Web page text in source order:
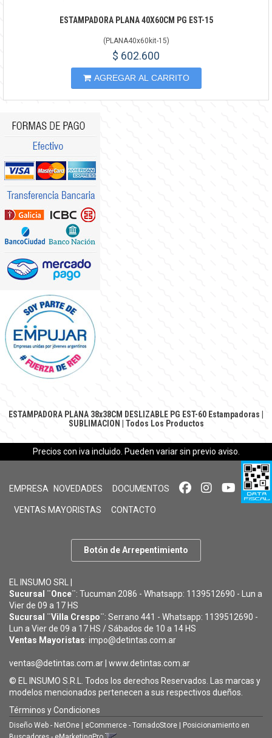
ESTAMPADORA PLANA 40X60CM PG EST-15
(PLANA40x60kit-15)
$ 602.600
AGREGAR AL CARRITO
ESTAMPADORA PLANA 38x38CM DESLIZABLE PG EST-60 Estampadoras |
SUBLIMACION | Todos Los Productos
Precios con iva incluido. Pueden variar sin previo aviso.
EMPRESA NOVEDADES DOCUMENTOS
VENTAS MAYORISTAS CONTACTO
Botón de Arrepentimiento
EL INSUMO SRL |
Sucursal ¨Once¨: Tucuman 2086 - Whatsapp: 1139512690 - Lun a
Vier de 09 a 17 HS
Sucursal ¨Villa Crespo¨: Serrano 441 - Whatsapp: 1139512690 -
Lun a Vier de 09 a 17 HS / Sábados de 10 a 14 HS
Ventas Mayoristas: impo@detintas.com.ar
ventas@detintas.com.ar| www.detintas.com.ar
© EL INSUMO S.R.L. Todos los derechos Reservados. Las marcas y
modelos mencionados pertenecen a sus respectivos dueños.
Términos y Condiciones
Diseño Web - NetOne | eCommerce - TornadoStore | Posicionamiento en